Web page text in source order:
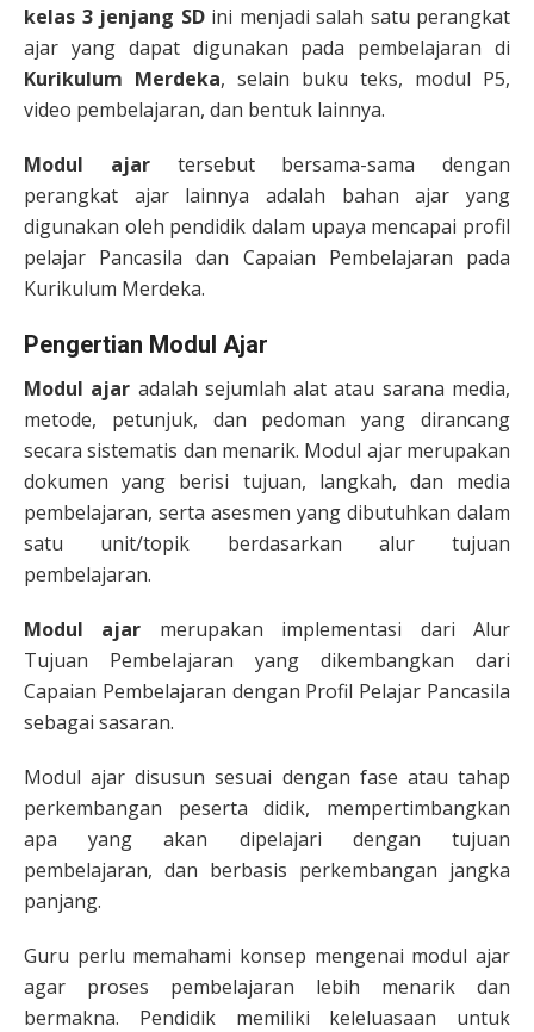
kelas 3 jenjang SD ini menjadi salah satu perangkat
ajar yang dapat digunakan pada pembelajaran di
Kurikulum Merdeka, selain buku teks, modul P5,
video pembelajaran, dan bentuk lainnya.
Modul ajar tersebut bersama-sama dengan
perangkat ajar lainnya adalah bahan ajar yang
digunakan oleh pendidik dalam upaya mencapai profil
pelajar Pancasila dan Capaian Pembelajaran pada
Kurikulum Merdeka.
Pengertian Modul Ajar
Modul ajar adalah sejumlah alat atau sarana media,
metode, petunjuk, dan pedoman yang dirancang
secara sistematis dan menarik. Modul ajar merupakan
dokumen yang berisi tujuan, langkah, dan media
pembelajaran, serta asesmen yang dibutuhkan dalam
satu unit/topik berdasarkan alur tujuan
pembelajaran.
Modul ajar merupakan implementasi dari Alur
Tujuan Pembelajaran yang dikembangkan dari
Capaian Pembelajaran dengan Profil Pelajar Pancasila
sebagai sasaran.
Modul ajar disusun sesuai dengan fase atau tahap
perkembangan peserta didik, mempertimbangkan
apa yang akan dipelajari dengan tujuan
pembelajaran, dan berbasis perkembangan jangka
panjang.
Guru perlu memahami konsep mengenai modul ajar
agar proses pembelajaran lebih menarik dan
bermakna. Pendidik memiliki keleluasaan untuk